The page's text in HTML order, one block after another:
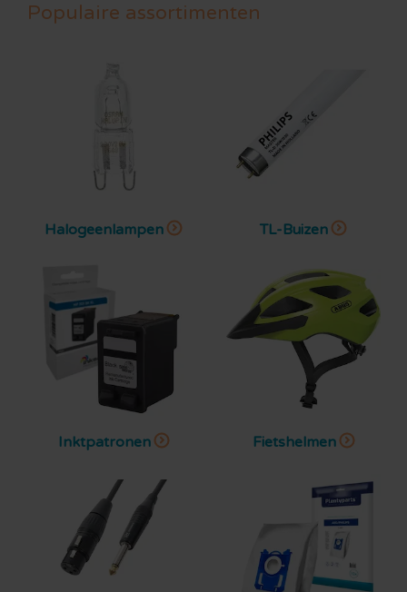
Populaire assortimenten
Halogeenlampen TL-Buizen
Inktpatronen Fietshelmen